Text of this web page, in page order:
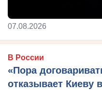
07.08.2026
В России
«Пора
отказывает Киеву